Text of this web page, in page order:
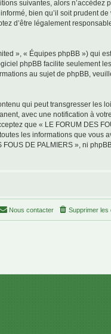
suivantes, alors n’accédez
bien qu’il soit prudent
d’être légalement
», « Équipes phpBB ») qui
phpBB facilite seulement
au sujet de phpBB,
qui peut transgresser les
avec une notification à
que « LE FORUM DES
les informations que vous
DE PALMIERS », ni
Supprimer les
Nous contacter